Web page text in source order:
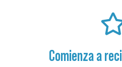
Comienza a